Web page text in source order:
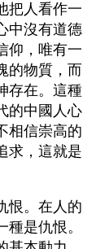
把人看作一
中沒有道德
仰，唯有一
的物質，而
存在。這種
的中國人心
相信崇高的
求，這就是
恨。在人的
是仇恨。